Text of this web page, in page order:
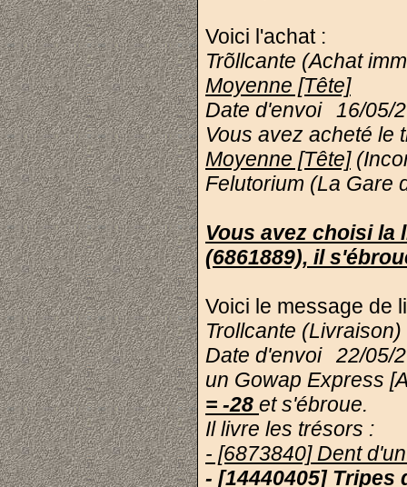
Voici l'achat :
Trõllcante (Achat
Moyenne [Tête]
Date d'envoi
16/05/
Vous avez acheté le
Moyenne [Tête]
Felutorium (La Gare
Vous avez choisi
(6861889), il
Voici le message de
Trollcante (Livraison)
Date d'envoi
22/05/
un Gowap Express
= -28 et s'ébroue.
Il livre les trésors :
- [6873840] Dent
- [14440405]